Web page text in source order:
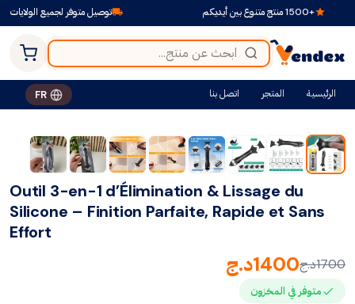
توصيل متوفر لجميع الولايات
الرئيسية المتجر اتصل بنا FR
-18%
Outil 3-en-1 d’Élimination & Lissage du
Silicone – Finition Parfaite, Rapide et Sans
Effort
1700د.ج1400د.ج
متوفر في المخزون